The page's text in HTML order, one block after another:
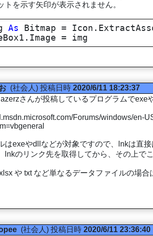
トを示す矢印が表示されません。
As Bitmap =
= img
(社会人) 投稿日時 2020/6/11 18:23:37
さんが投稿しているプログラムでexe
Forums/windows/en-
はexeやdllなどが対象ですので、lnkは直
lnkのリンク先を取得してから、その上で
や txt など単なるデータファイルの場
(社会人) 投稿日時 2020/6/11 23:36:40